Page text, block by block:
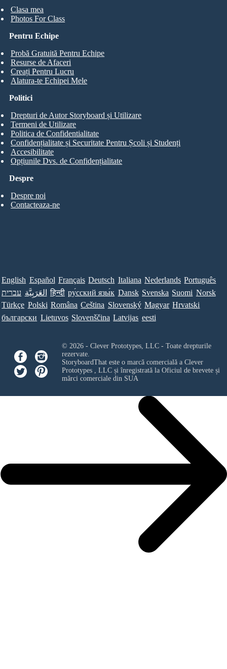
Clasa mea
Photos For Class
Pentru Echipe
Probă Gratuită Pentru Echipe
Resurse de Afaceri
Creați Pentru Lucru
Alatura-te Echipei Mele
Despre
Despre noi
Contacteaza-ne
Politici
Drepturi de Autor Storyboard și Utilizare
Termeni de Utilizare
Politica de Confidentialitate
Confidențialitate și Securitate Pentru Școli și Studenți
Accesibilitate
Opțiunile Dvs. de Confidențialitate
English Español Français Deutsch Italiana Nederlands Português
עברית العَرَبِيَّة हिन्दी ру́сский язы́к Dansk Svenska Suomi Norsk
Türkçe Polski Româna Ceština Slovenský Magyar Hrvatski
български Lietuvos Slovenščina Latvijas eesti
© 2026 - Clever Prototypes, LLC - Toate drepturile
rezervate.
StoryboardThat este o marcă comercială a Clever
Prototypes , LLCși înregistrată la Oficiul de brevete și
mărci comerciale din SUA